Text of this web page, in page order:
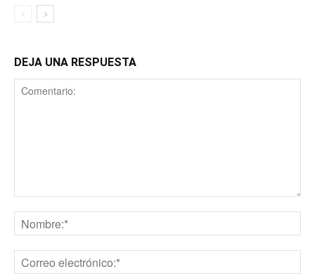
DEJA UNA RESPUESTA